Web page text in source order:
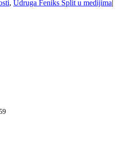
, Udruga Feniks Split u medijima|